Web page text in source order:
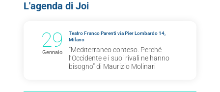
L'agenda di Joi
29
Gennaio
Teatro Franco Parenti via Pier Lombardo 14,
Milano
“Mediterraneo conteso. Perché
l’Occidente e i suoi rivali ne hanno
bisogno” di Maurizio Molinari